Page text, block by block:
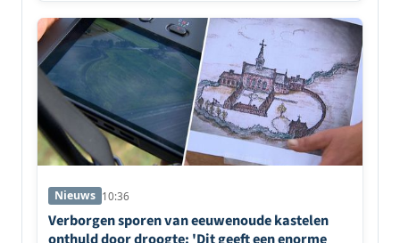
Nieuws 10:36
Verborgen sporen van eeuwenoude kastelen